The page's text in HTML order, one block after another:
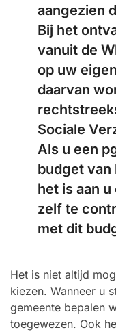
aangezien
Bij het
vanuit de
op uw
daarvan
Sociale
Als u een
budget van
het is aan
zelf te
met dit
Het is niet altijd
kiezen. Wanneer u
gemeente bepalen
toegewezen. Ook